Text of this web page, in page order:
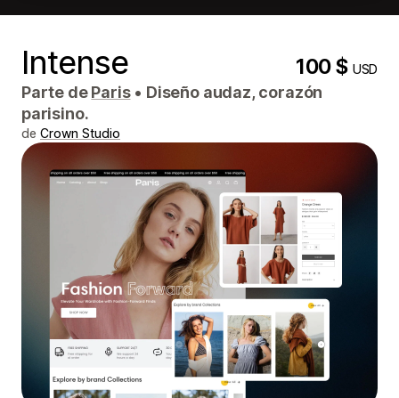
Intense 100 $USD
Parte deParis • Diseño audaz, corazón
parisino.
de Crown Studio